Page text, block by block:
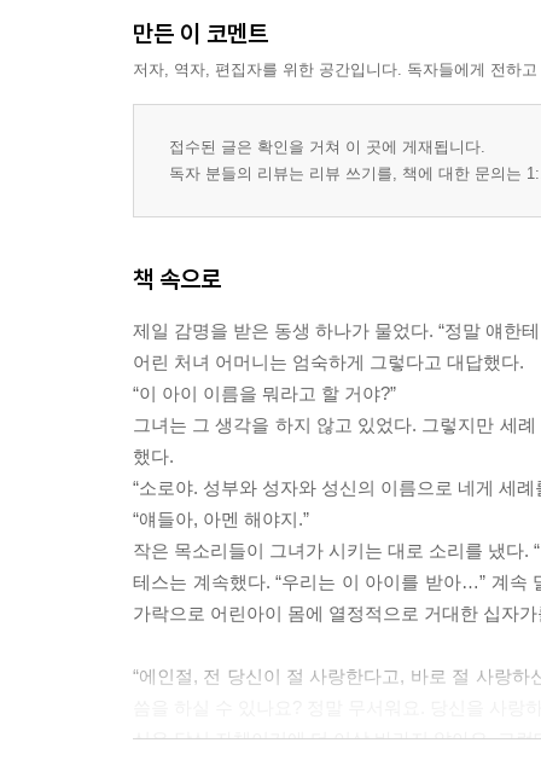
만든 이 코멘트
저자, 역자, 편집자를 위한 공간입니다. 독자들에게 전하
접수된 글은 확인을 거쳐 이 곳에 게재됩니다.
독자 분들의 리뷰는 리뷰 쓰기를, 책에 대한 문의는
책 속으로
제일 감명을 받은 동생 하나가 물었다. “정말 얘한
어린 처녀 어머니는 엄숙하게 그렇다고 대답했다.
“이 아이 이름을 뭐라고 할 거야?”
그녀는 그 생각을 하지 않고 있었다. 그렇지만 세
했다.
“소로야. 성부와 성자와 성신의 이름으로 네게 세
“얘들아, 아멘 해야지.”
작은 목소리들이 그녀가 시키는 대로 소리를 냈다.
테스는 계속했다. “우리는 이 아이를 받아…” 계속
가락으로 어린아이 몸에 열정적으로 거대한 십자
“에인절, 전 당신이 절 사랑한다고, 바로 절 사랑
신은 당신 자체이기에 더 이상 바라지 않아요. 그